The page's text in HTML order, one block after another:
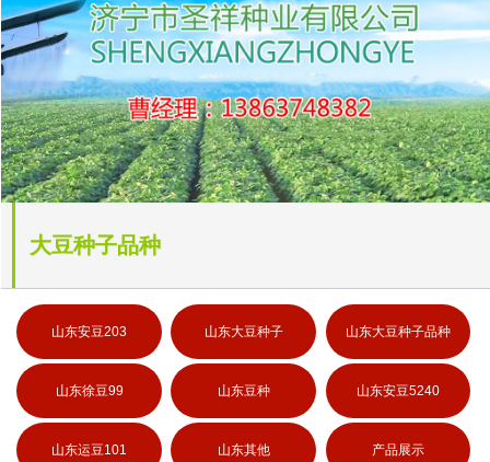
大豆种子品种
山东安豆203 山东大豆种子 山东大豆种子品种
山东徐豆99 山东豆种 山东安豆5240
山东运豆101 山东其他 产品展示